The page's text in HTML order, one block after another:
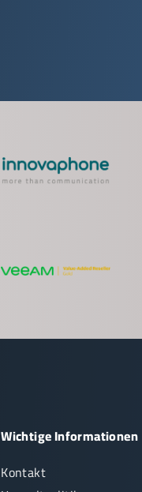
Wichtige Informationen
Kontakt